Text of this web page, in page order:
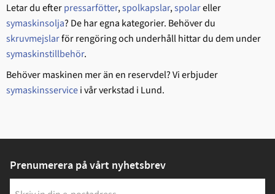
Letar du efterpressarfötter,spolkapslar,spolareller
symaskinsolja? De har egna kategorier. Behöver du
skruvmejslarför rengöring och underhåll hittar du dem under
symaskinstillbehör.
Behöver maskinen mer än en reservdel? Vi erbjuder
symaskinsservicei vår verkstad i Lund.
Prenumerera på vårt nyhetsbrev